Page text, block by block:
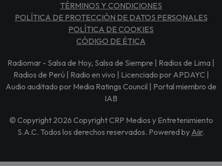
TÉRMINOS Y CONDICIONES
POLÍTICA DE PROTECCIÓN DE DATOS PERSONALES
POLÍTICA DE COOKIES
CÓDIGO DE ÉTICA
Radiomar - Salsa de Hoy, Salsa de Siempre | Radios de Lima |
Radios de Perú | Radio en vivo | Licenciado por APDAYC |
Audio auditado por Media Ratings Council | Portal miembro de
IAB
© Copyright 2026 Copyright CRP Medios y Entretenimiento
S.A.C. Todos los derechos reservados. Powered by Aiir.